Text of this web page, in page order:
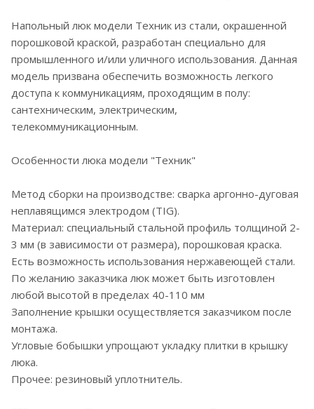
Напольный люк модели Техник из стали, окрашенной
порошковой краской, разработан специально для
промышленного и/или уличного использования. Данная
модель призвана обеспечить возможность легкого
доступа к коммуникациям, проходящим в полу:
сантехническим, электрическим,
телекоммуникационным.
Особенности люка модели "Техник"
Метод сборки на производстве: сварка аргонно-дуговая
неплавящимся электродом (TIG).
Материал: специальный стальной профиль толщиной 2-
3 мм (в зависимости от размера), порошковая краска.
Есть возможность использования нержавеющей стали.
По желанию заказчика люк может быть изготовлен
любой высотой в пределах 40-110 мм
Заполнение крышки осуществляется заказчиком после
монтажа.
Угловые бобышки упрощают укладку плитки в крышку
люка.
Прочее: резиновый уплотнитель.